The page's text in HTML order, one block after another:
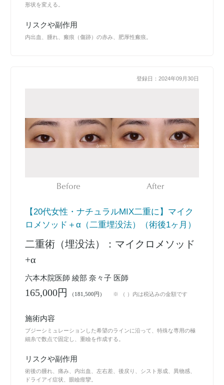
形状を変える。
リスクや副作用
内出血、腫れ、瘢痕（傷跡）の赤み、肥厚性瘢痕。
Before After
【20代女性・ナチュラルMIX二重に】マイク
ロメソッド＋α（二重埋没法）（術後1ヶ月）
二重術（埋没法）：マイクロメソッド
+α
六本木院医師 綾部 奈々子 医師
165,000円 （181,500円） ※ （ ）内は税込みの金額です
施術内容
ブジーシミュレーションした希望のラインに沿って、特殊な専用の極
細糸で数点で固定し、重瞼を作成する。
リスクや副作用
術後の腫れ、痛み、内出血、左右差、後戻り、シスト形成、異物感、
ドライアイ症状、眼瞼痙攣。
登録日：2024年09月30日